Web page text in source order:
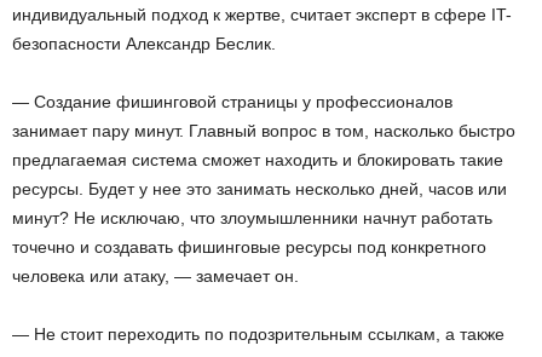
индивидуальный подход к жертве, считает эксперт в сфере IT-
безопасности Александр Беслик.
— Создание фишинговой страницы у профессионалов
занимает пару минут. Главный вопрос в том, насколько быстро
предлагаемая система сможет находить и блокировать такие
ресурсы. Будет у нее это занимать несколько дней, часов или
минут? Не исключаю, что злоумышленники начнут работать
точечно и создавать фишинговые ресурсы под конкретного
человека или атаку, — замечает он.
— Не стоит переходить по подозрительным ссылкам, а также